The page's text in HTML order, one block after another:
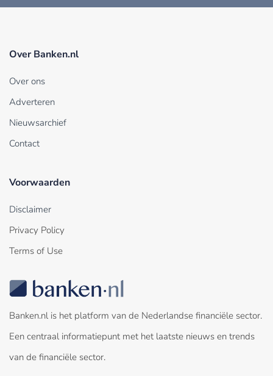
Over Banken.nl
Over ons
Adverteren
Nieuwsarchief
Contact
Voorwaarden
Disclaimer
Privacy Policy
Terms of Use
Banken.nl is het platform van de Nederlandse financiële sector.
Een centraal informatiepunt met het laatste nieuws en trends
van de financiële sector.